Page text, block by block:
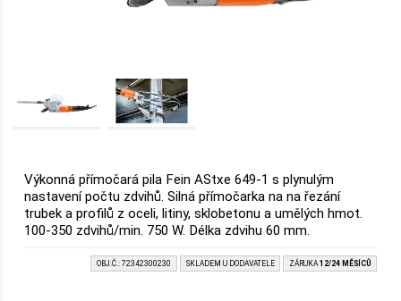
Výkonná přímočará pila Fein AStxe 649-1 s plynulým
nastavení počtu zdvihů. Silná přímočarka na na řezání
trubek a profilů z oceli, litiny, sklobetonu a umělých hmot.
100-350 zdvihů/min. 750 W. Délka zdvihu 60 mm.
OBJ.Č.: 72342300230 SKLADEM U DODAVATELE ZÁRUKA 12/24 MĚSÍCŮ